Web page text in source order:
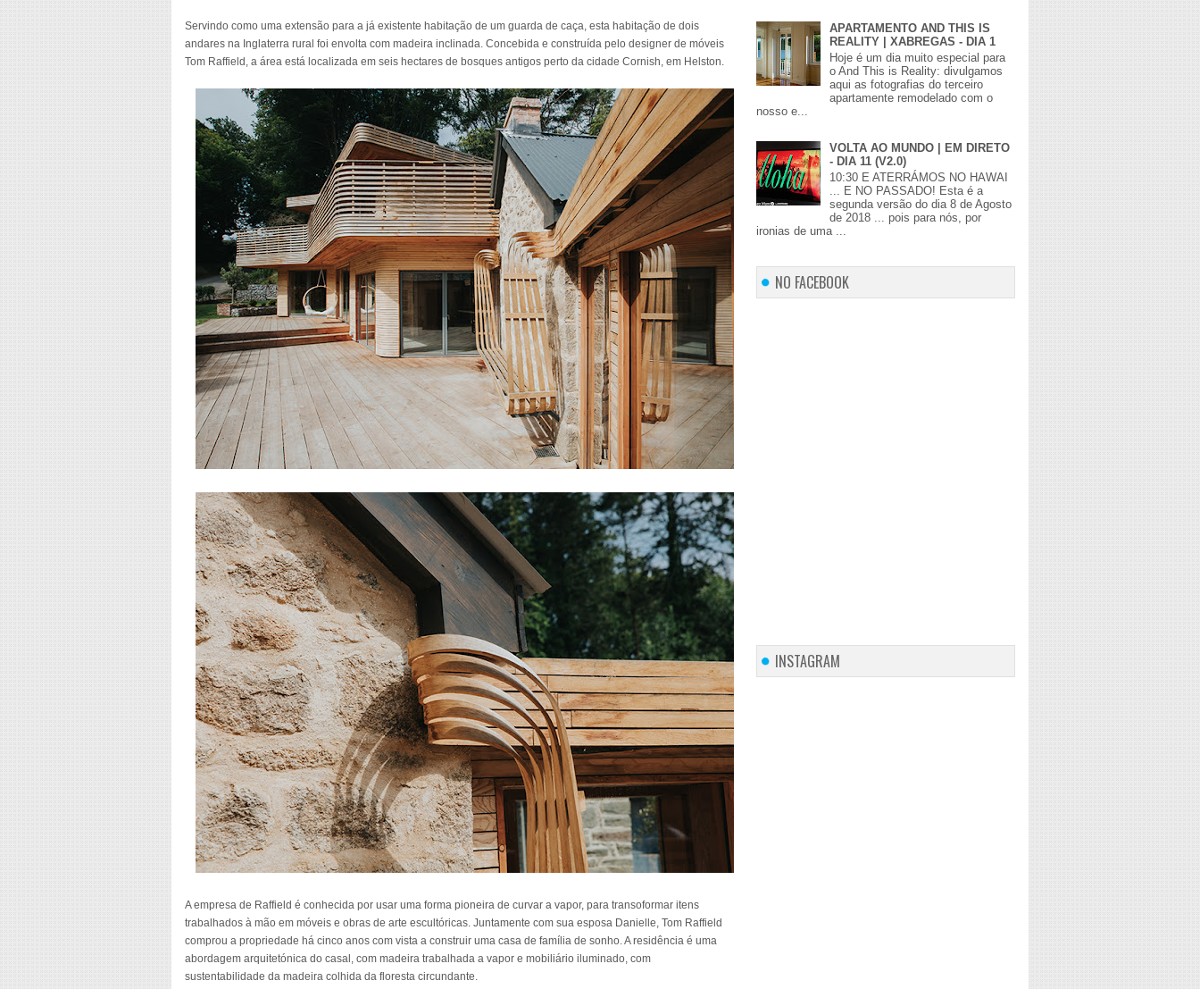
Servindo como uma extensão para a já existente habitação de um guarda de caça, esta habitação de dois
andares na Inglaterra rural foi envolta com madeira inclinada. Concebida e construída pelo designer de móveis
Tom Raffield, a área está localizada em seis hectares de bosques antigos perto da cidade Cornish, em Helston.
A empresa de Raffield é conhecida por usar uma forma pioneira de curvar a vapor, para transoformar itens
trabalhados à mão em móveis e obras de arte escultóricas. Juntamente com sua esposa Danielle, Tom Raffield
comprou a propriedade há cinco anos com vista a construir uma casa de família de sonho. A residência é uma
abordagem arquitetónica do casal, com madeira trabalhada a vapor e mobiliário iluminado, com
sustentabilidade da madeira colhida da floresta circundante.
APARTAMENTO AND THIS IS
REALITY | XABREGAS - DIA 1
Hoje é um dia muito especial para
o And This is Reality: divulgamos
aqui as fotografias do terceiro
apartamente remodelado com o
nosso e...
VOLTA AO MUNDO | EM DIRETO
- DIA 11 (V2.0)
10:30 E ATERRÁMOS NO HAWAI
... E NO PASSADO! Esta é a
segunda versão do dia 8 de Agosto
de 2018 ... pois para nós, por
ironias de uma ...
NO FACEBOOK
INSTAGRAM